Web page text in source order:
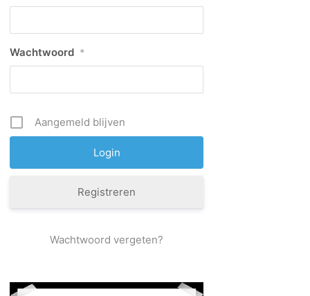
Wachtwoord *
Aangemeld blijven
Registreren
Wachtwoord vergeten?